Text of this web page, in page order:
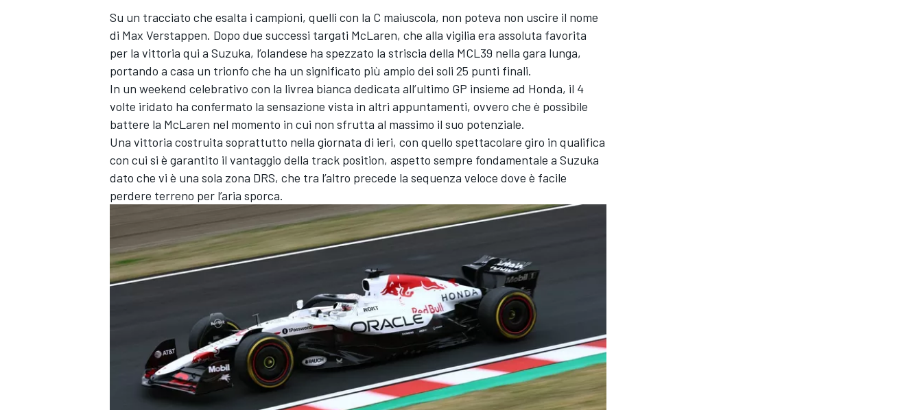
MONOPOSTO
Su un tracciato che esalta i campioni, quelli con la C maiuscola, non poteva non uscire il nome
di Max Verstappen. Dopo due successi targati McLaren, che alla vigilia era assoluta favorita
per la vittoria qui a Suzuka, l’olandese ha spezzato la striscia della MCL39 nella gara lunga,
portando a casa un trionfo che ha un significato più ampio dei soli 25 punti finali.
In un weekend celebrativo con la livrea bianca dedicata all’ultimo GP insieme ad Honda, il 4
volte iridato ha confermato la sensazione vista in altri appuntamenti, ovvero che è possibile
battere la McLaren nel momento in cui non sfrutta al massimo il suo potenziale.
Una vittoria costruita soprattutto nella giornata di ieri, con quello spettacolare giro in qualifica
con cui si è garantito il vantaggio della track position, aspetto sempre fondamentale a Suzuka
dato che vi è una sola zona DRS, che tra l’altro precede la sequenza veloce dove è facile
perdere terreno per l’aria sporca.